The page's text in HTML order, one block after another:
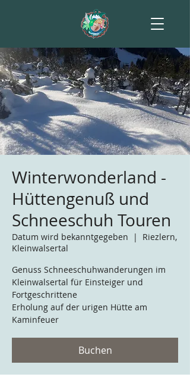
Winterwonderland -
Hüttengenuß und
Schneeschuh Touren
Datum wird bekanntgegeben
  |
Riezlern,
Kleinwalsertal
Genuss Schneeschuhwanderungen im
Kleinwalsertal für Einsteiger und
Fortgeschrittene
Erholung auf der urigen Hütte am
Kaminfeuer
Buchen